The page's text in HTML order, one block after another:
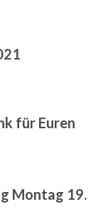
für Euren
Montag 19.